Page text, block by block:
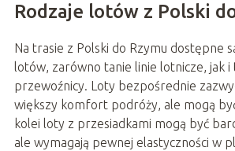
Rodzaje lotów z Polski
Na trasie z Polski do Rzymu dostępne
lotów, zarówno tanie linie lotnicze, jak i
przewoźnicy. Loty bezpośrednie
większy komfort podróży, ale mogą
kolei loty z przesiadkami mogą być
ale wymagają pewnej elastyczności w